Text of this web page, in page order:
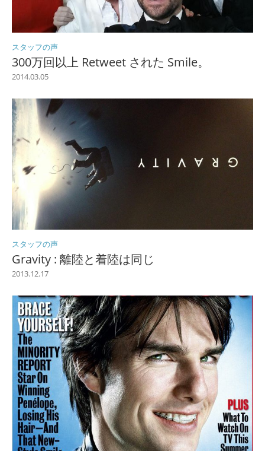
スタッフの声
300万回以上 Retweet された Smile。
2014.03.05
スタッフの声
Gravity : 離陸と着陸は同じ
2013.12.17